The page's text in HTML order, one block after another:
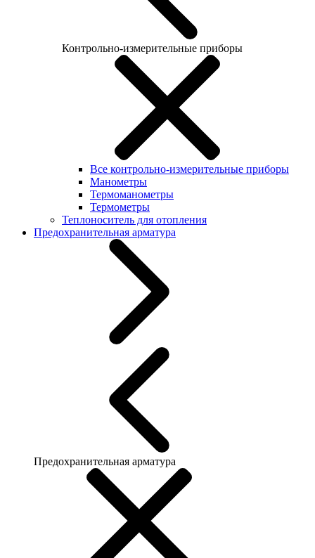
Контрольно-измерительные приборы
Все контрольно-измерительные приборы
Манометры
Термоманометры
Термометры
Теплоноситель для отопления
Предохранительная арматура
Предохранительная арматура